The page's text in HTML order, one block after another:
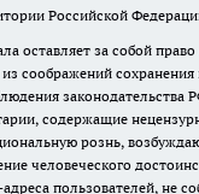
Российской
оставляет за собой
соображений сохранения
законодательства
содержащие
рознь,
человеческого
пользователей, не